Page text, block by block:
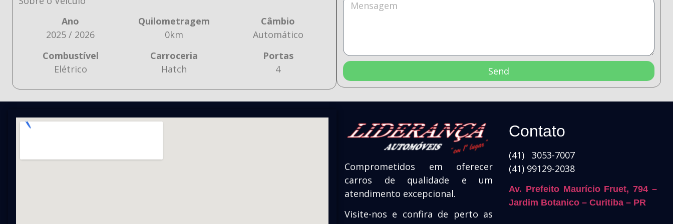
Ano
2025 / 2026
Quilometragem
0km
Câmbio
Automático
Combustível
Elétrico
Carroceria
Hatch
Portas
4
Send
Comprometidos em oferecer
carros de qualidade e um
atendimento excepcional.
Visite-nos e confira de perto as
Contato
(41) 3053-7007
(41) 99129-2038
Av. Prefeito Maurício Fruet, 794 –
Jardim Botanico – Curitiba – PR